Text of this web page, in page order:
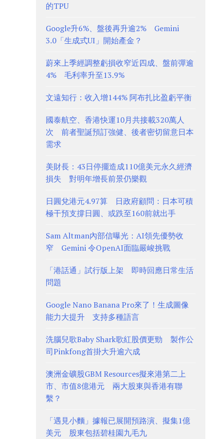
的TPU
Google升6%、盤後再升逾2% Gemini
3.0「生成式UI」開始產金？
蔚來上季經調整虧損收窄近四成、盤前彈逾
4% 毛利率升至13.9%
文遠知行：收入增144% 阿布扎比盈虧平衡
國泰航空、香港快運10月共接載320萬人
次 前者聖誕預訂強健、後者密切留意日本
需求
美財長：43日停擺造成110億美元永久經濟
損失 對明年增長前景仍樂觀
日圓兌港元4.97算 日政府顧問：日本可積
極干預支撐日圓、或跌至160前就出手
Sam Altman內部信曝光：AI領先優勢收
窄 Gemini 令OpenAI面臨嚴峻挑戰
「港話通」試行版上架 即時回應日常生活
問題
Google Nano Banana Pro來了！生成圖像
能力大提升 支持多種語言
洗腦兒歌Baby Shark歌紅股價更勁 製作公
司Pinkfong首掛大升逾六成
澳洲金礦股GBM Resources擬來港第二上
市、市值8億港元 兩大股東與香港有聯
繫？
「遇見小麵」據報已展開預路演、擬集1億
美元 股東包括碧桂園九毛九